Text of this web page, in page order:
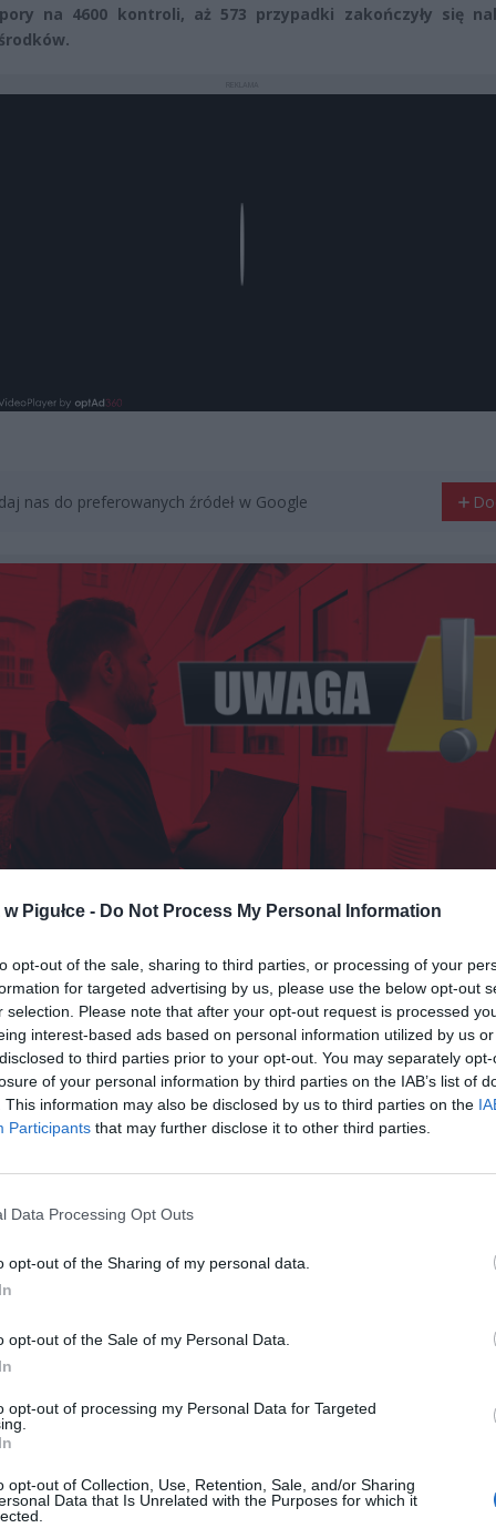
Pigułce - Do Not Process My Personal Information
opt-out of the sale, sharing to third parties, or processing of your
for targeted advertising by us, please use the below opt-out
selection. Please note that after your opt-out request is processed
interest-based ads based on personal information utilized by us
to third parties prior to your opt-out. You may separately
of your personal information by third parties on the IAB’s list of
This information may also be disclosed by us to third parties on the
Participants that may further disclose it to other third parties.
Data Processing Opt Outs
opt-out of the Sharing of my personal data.
opt-out of the Sale of my Personal Data.
opt-out of processing my Personal Data for Targeted
opt-out of Collection, Use, Retention, Sale, and/or Sharing
Data that Is Unrelated with the Purposes for which it
na 4600 kontroli, aż 573 przypadki zakończyły się
nas do preferowanych źródeł w Google
Fot. Shutterstock / Warszawa w Pigułce
nieprawidłowości dotyczą zawyżania kosztów materiałów,
powierzchni ocieplanych budynków oraz instalacji systemów
norm ekologicznych. Ministerstwo planuje skontrolować 5
inwestycji do końca roku, co oznacza wizyty urzędników w
ad